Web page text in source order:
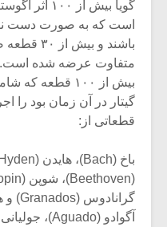
گویا بیش از
باشند و
متفاوت عرضه شده است.
بیش از ۱۰۰ قطعه
گیتار در آن زمان بود را
قطعاتی از: